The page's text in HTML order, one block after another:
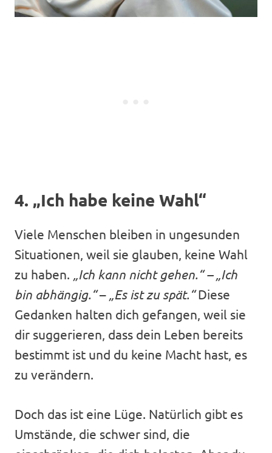
4. „Ich habe keine Wahl“
Viele Menschen bleiben in ungesunden
Situationen, weil sie glauben, keine Wahl
zu haben. „Ich kann nicht gehen.“ – „Ich
bin abhängig.“– „Es ist zu spät.“Diese
Gedanken halten dich gefangen, weil sie
dir suggerieren, dass dein Leben bereits
bestimmt ist und du keine Macht hast, es
zu verändern.
Doch das ist eine Lüge. Natürlich gibt es
Umstände, die schwer sind, die